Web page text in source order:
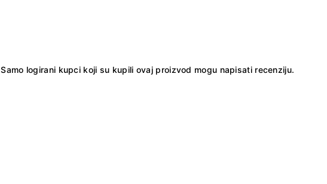
Samo logirani kupci koji su kupili ovaj proizvod mogu napisati recenziju.